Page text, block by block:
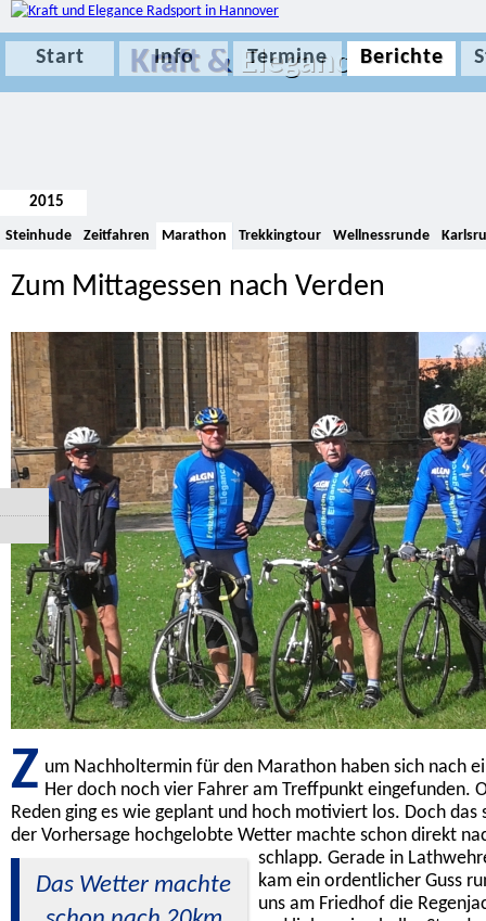
Kraft & Elegance
Start Info Termine Berichte
2015
Steinhude Zeitfahren Marathon Trekkingtour Wellnessrunde
Zum Mittagessen nach Verden
Z um Nachholtermin für den Marathon haben sich nach
Her doch noch vier Fahrer am Treffpunkt eingefunden.
Reden ging es wie geplant und hoch motiviert los. Doch das
der Vorhersage hochgelobte Wetter machte schon direkt
schlapp.
Das Wetter machte
Gerade in
kam ein ordentlicher Guss
uns am Friedhof die